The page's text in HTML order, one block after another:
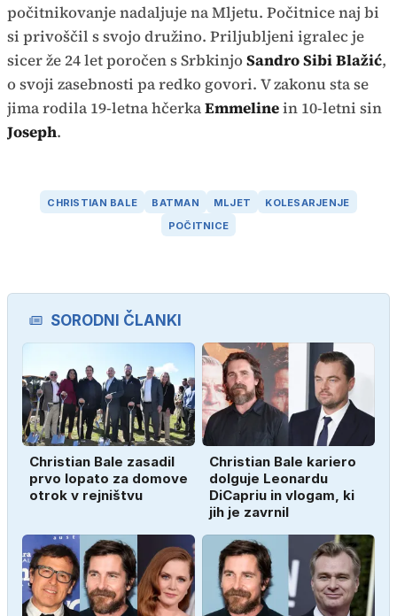
počitnikovanje nadaljuje na Mljetu. Počitnice naj bi
si privoščil s svojo družino. Priljubljeni igralec je
sicer že 24 let poročen s SrbkinjoSandro Sibi Blažić,
o svoji zasebnosti pa redko govori. V zakonu sta se
jima rodila 19-letna hčerkaEmmelinein 10-letni sin
Joseph.
CHRISTIAN BALE BATMAN MLJET
KOLESARJENJE
POČITNICE
SORODNI ČLANKI
Christian Bale zasadil
prvo lopato za domove
otrok v rejništvu
Christian Bale kariero
dolguje Leonardu
DiCapriu in vlogam, ki
jih je zavrnil